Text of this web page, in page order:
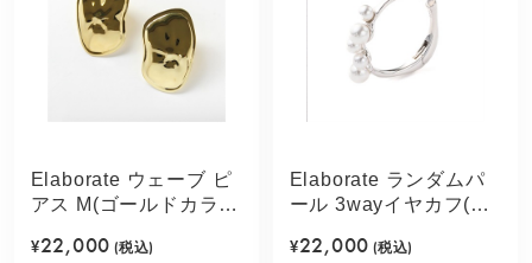
Elaborate ウェーブ ピ
アス M(ゴールドカラ
¥22,000 (税込)
Elaborate ランダムパ
ール 3wayイヤカフ(シ
¥22,000 (税込)